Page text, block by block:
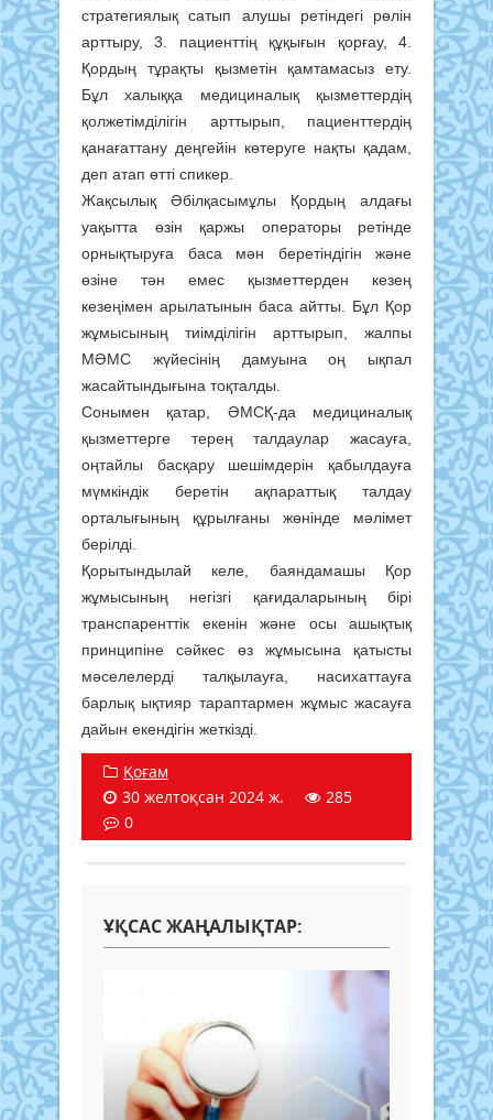
стратегиялық сатып алушы ретіндегі рөлін
арттыру, 3. пациенттің құқығын қорғау, 4.
Қордың тұрақты қызметін қамтамасыз ету.
Бұл халыққа медициналық қызметтердің
қолжетімділігін арттырып, пациенттердің
қанағаттану деңгейін көтеруге нақты қадам,
деп атап өтті спикер.
Жақсылық Әбілқасымұлы Қордың алдағы
уақытта өзін қаржы операторы ретінде
орнықтыруға баса мән беретіндігін және
өзіне тән емес қызметтерден кезең
кезеңімен арылатынын баса айтты. Бұл Қор
жұмысының тиімділігін арттырып, жалпы
МӘМС жүйесінің дамуына оң ықпал
жасайтындығына тоқталды.
Сонымен қатар, ӘМСҚ-да медициналық
қызметтерге терең талдаулар жасауға,
оңтайлы басқару шешімдерін қабылдауға
мүмкіндік беретін ақпараттық талдау
орталығының құрылғаны жөнінде мәлімет
берілді.
Қорытындылай келе, баяндамашы Қор
жұмысының негізгі қағидаларының бірі
транспаренттік екенін және осы ашықтық
принципіне сәйкес өз жұмысына қатысты
мәселелерді талқылауға, насихаттауға
барлық ықтияр тараптармен жұмыс жасауға
дайын екендігін жеткізді.
Қоғам
30 желтоқсан 2024 ж.
285
0
ҰҚСАС ЖАҢАЛЫҚТАР: